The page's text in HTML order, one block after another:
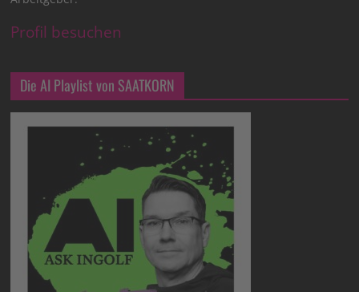
Profil besuchen
Die AI Playlist von SAATKORN